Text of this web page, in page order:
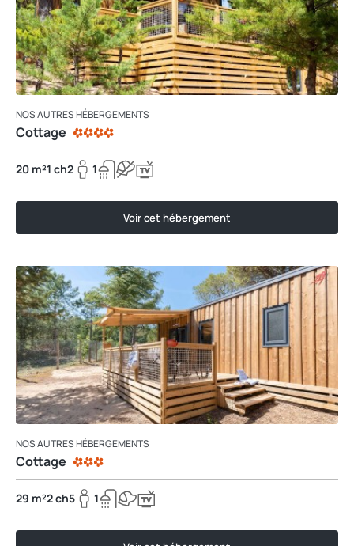
NOS AUTRES HÉBERGEMENTS
Cottage
20 m²1 ch2 1
Voir cet hébergement
NOS AUTRES HÉBERGEMENTS
Cottage
29 m²2 ch5 1